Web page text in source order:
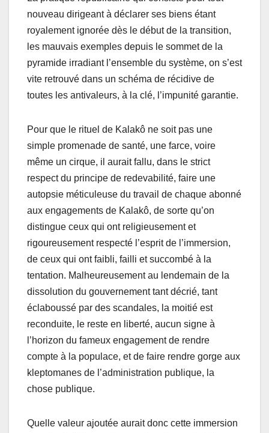
nouveau dirigeant à déclarer ses biens étant
royalement ignorée dès le début de la transition,
les mauvais exemples depuis le sommet de la
pyramide irradiant l’ensemble du système, on s’est
vite retrouvé dans un schéma de récidive de
toutes les antivaleurs, à la clé, l’impunité garantie.
Pour que le rituel de Kalakô ne soit pas une
simple promenade de santé, une farce, voire
même un cirque, il aurait fallu, dans le strict
respect du principe de redevabilité, faire une
autopsie méticuleuse du travail de chaque abonné
aux engagements de Kalakô, de sorte qu’on
distingue ceux qui ont religieusement et
rigoureusement respecté l’esprit de l’immersion,
de ceux qui ont faibli, failli et succombé à la
tentation. Malheureusement au lendemain de la
dissolution du gouvernement tant décrié, tant
éclaboussé par des scandales, la moitié est
reconduite, le reste en liberté, aucun signe à
l’horizon du fameux engagement de rendre
compte à la populace, et de faire rendre gorge aux
kleptomanes de l’administration publique, la
chose publique.
Quelle valeur ajoutée aurait donc cette immersion